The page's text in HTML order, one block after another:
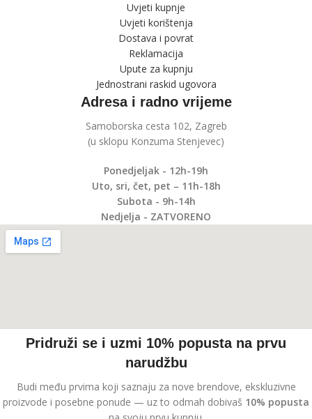
Uvjeti kupnje
Uvjeti korištenja
Dostava i povrat
Reklamacija
Upute za kupnju
Jednostrani raskid ugovora
Adresa i radno vrijeme
Samoborska cesta 102, Zagreb
(u sklopu Konzuma Stenjevec)
Ponedjeljak - 12h-19h
Uto, sri, čet, pet – 11h-18h
Subota - 9h-14h
Nedjelja - ZATVORENO
Pridruži se i uzmi 10% popusta na prvu
narudžbu
Budi među prvima koji saznaju za nove brendove, ekskluzivne
proizvode i posebne ponude — uz to odmah dobivaš 10% popusta